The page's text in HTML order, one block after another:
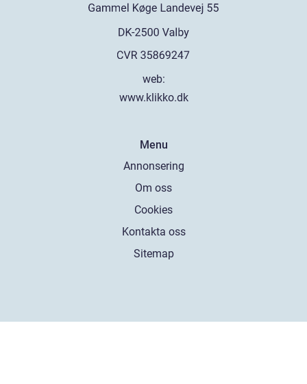
web:
www.klikko.dk
Menu
Annonsering
Om oss
Cookies
Kontakta oss
Sitemap